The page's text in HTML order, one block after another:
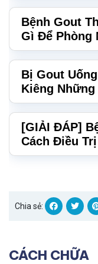
Bệnh Gout
Gì Để Phòng
Bị Gout
Kiêng
[GIẢI ĐÁP]
Cách Điều
Chia sẻ:
CÁCH CHỮA